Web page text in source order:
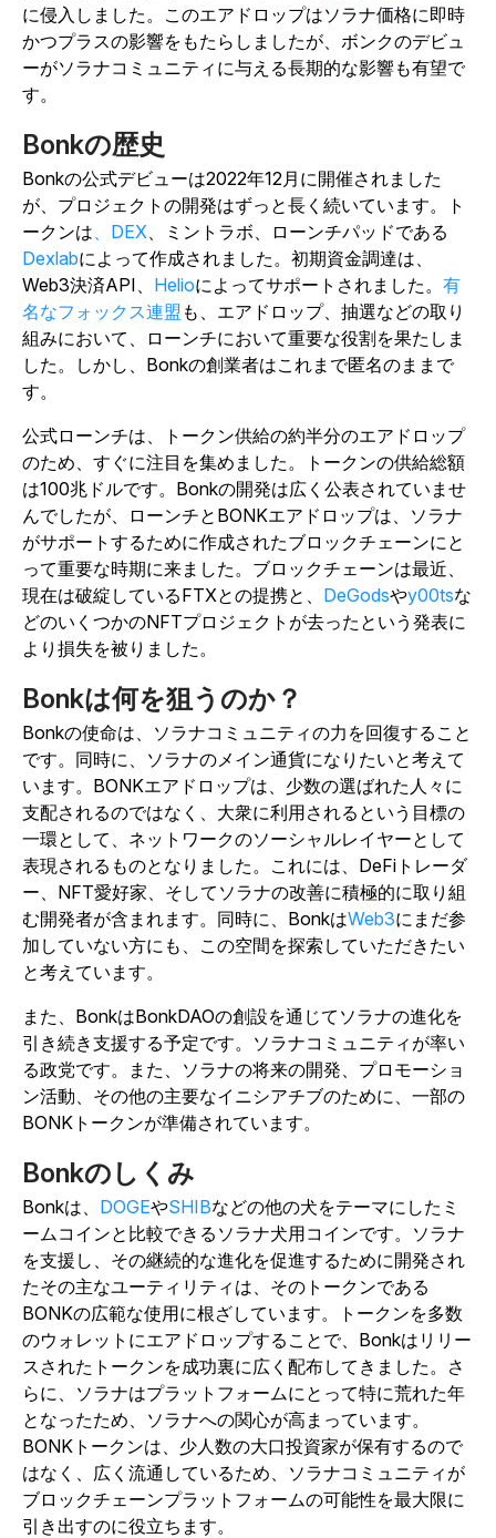
に侵入しました。このエアドロップはソラナ価格に即時
かつプラスの影響をもたらしましたが、ボンクのデビュ
ーがソラナコミュニティに与える長期的な影響も有望で
す。
Bonkの歴史
Bonkの公式デビューは2022年12月に開催されました
が、プロジェクトの開発はずっと長く続いています。ト
ークンは、DEX、ミントラボ、ローンチパッドである
Dexlabによって作成されました。初期資金調達は、
Web3決済API、 Helioによってサポートされました。 有
名なフォックス連盟 も、エアドロップ、抽選などの取り
組みにおいて、ローンチにおいて重要な役割を果たしま
した。しかし、Bonkの創業者はこれまで匿名のままで
す。
公式ローンチは、トークン供給の約半分のエアドロップ
のため、すぐに注目を集めました。トークンの供給総額
は100兆ドルです。Bonkの開発は広く公表されていませ
んでしたが、ローンチとBONKエアドロップは、ソラナ
がサポートするために作成されたブロックチェーンにと
って重要な時期に来ました。ブロックチェーンは最近、
現在は破綻しているFTXとの提携と、 DeGodsやy00tsな
どのいくつかのNFTプロジェクトが去ったという発表に
より損失を被りました。
Bonkは何を狙うのか？
Bonkの使命は、ソラナコミュニティの力を回復すること
です。同時に、ソラナのメイン通貨になりたいと考えて
います。BONKエアドロップは、少数の選ばれた人々に
支配されるのではなく、大衆に利用されるという目標の
一環として、ネットワークのソーシャルレイヤーとして
表現されるものとなりました。これには、DeFiトレーダ
ー、NFT愛好家、そしてソラナの改善に積極的に取り組
む開発者が含まれます。同時に、BonkはWeb3にまだ参
加していない方にも、この空間を探索していただきたい
と考えています。
また、BonkはBonkDAOの創設を通じてソラナの進化を
引き続き支援する予定です。ソラナコミュニティが率い
る政党です。また、ソラナの将来の開発、プロモーショ
ン活動、その他の主要なイニシアチブのために、一部の
BONKトークンが準備されています。
Bonkのしくみ
Bonkは、 DOGEやSHIBなどの他の犬をテーマにしたミ
ームコインと比較できるソラナ犬用コインです。ソラナ
を支援し、その継続的な進化を促進するために開発され
たその主なユーティリティは、そのトークンである
BONKの広範な使用に根ざしています。トークンを多数
のウォレットにエアドロップすることで、Bonkはリリー
スされたトークンを成功裏に広く配布してきました。さ
らに、ソラナはプラットフォームにとって特に荒れた年
となったため、ソラナへの関心が高まっています。
BONKトークンは、少人数の大口投資家が保有するので
はなく、広く流通しているため、ソラナコミュニティが
ブロックチェーンプラットフォームの可能性を最大限に
引き出すのに役立ちます。